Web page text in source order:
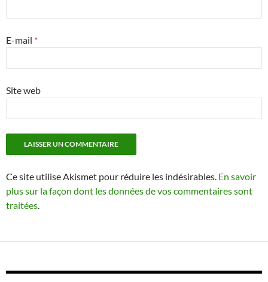
E-mail *
Site web
Ce site utilise Akismet pour réduire les indésirables. En savoir
plus sur la façon dont les données de vos commentaires sont
traitées